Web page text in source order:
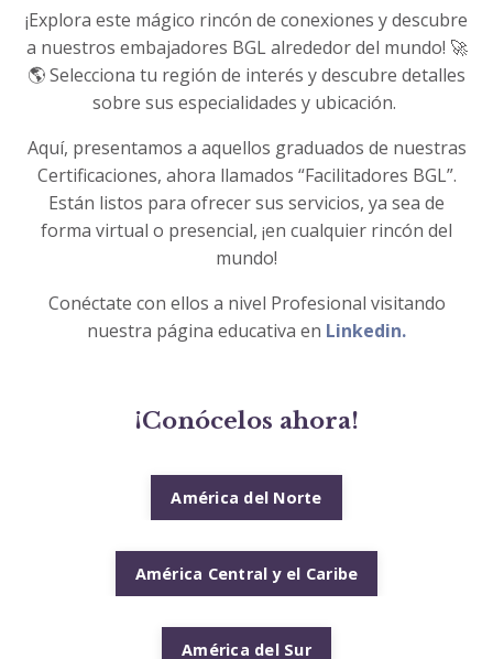
¡Explora este mágico rincón de conexiones y descubre
a nuestros embajadores BGL alrededor del mundo! 🚀
🌎Selecciona tu región de interés y descubre detalles
sobre sus especialidades y ubicación.
Aquí, presentamos a aquellos graduados de nuestras
Certificaciones, ahora llamados “Facilitadores BGL”.
Están listos para ofrecer sus servicios, ya sea de
forma virtual o presencial, ¡en cualquier rincón del
mundo!
Conéctate con ellos a nivel Profesional visitando
nuestra página educativa en Linkedin.
¡Conócelos ahora!
América del Norte
América Central y el Caribe
América del Sur